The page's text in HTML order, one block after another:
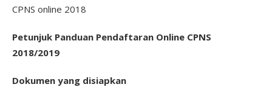
CPNS online 2018
Petunjuk Panduan Pendaftaran Online CPNS
2018/2019
Dokumen yang disiapkan